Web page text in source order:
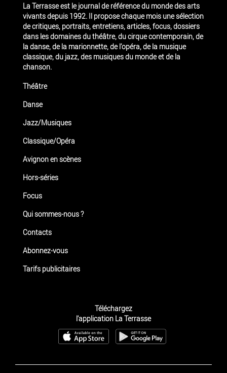
La Terrasse est le journal de référence du monde des arts
vivants depuis 1992. Il propose chaque mois une sélection
de critiques, portraits, entretiens, articles, focus, dossiers
dans les domaines du théâtre, du cirque contemporain, de
la danse, de la marionnette, de l’opéra, de la musique
classique, du jazz, des musiques du monde et de la
chanson.
Théâtre
Danse
Jazz/Musiques
Classique/Opéra
Avignon en scènes
Hors-séries
Focus
Qui sommes-nous ?
Contacts
Abonnez-vous
Tarifs publicitaires
Téléchargez
l'application La Terrasse